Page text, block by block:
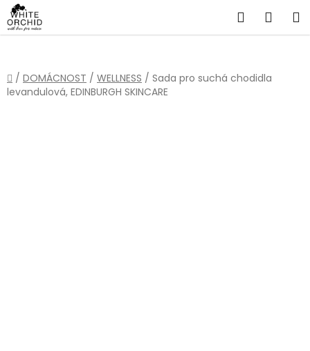
Přejít
na
obsah
Hledat
Domů
/ DOMÁCNOST / WELLNESS / Sada pro suchá chodidla
levandulová, EDINBURGH SKINCARE